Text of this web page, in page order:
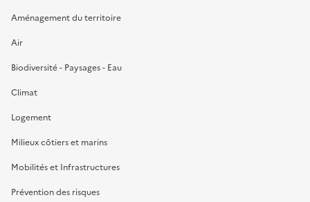
Aménagement du territoire
Air
Biodiversité - Paysages - Eau
Climat
Logement
Milieux côtiers et marins
Mobilités et Infrastructures
Prévention des risques